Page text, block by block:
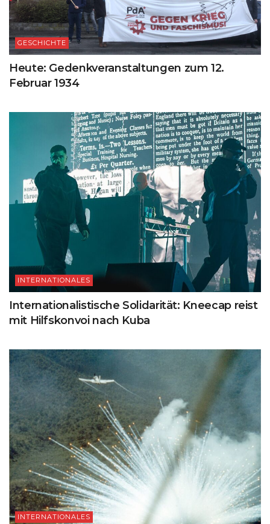
GESCHICHTE
Heute: Gedenkveranstaltungen zum 12.
Februar 1934
INTERNATIONALES
Internationalistische Solidarität: Kneecap reist
mit Hilfskonvoi nach Kuba
INTERNATIONALES